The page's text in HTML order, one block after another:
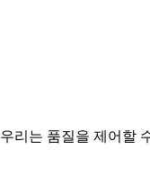
리는 품질을 제어할